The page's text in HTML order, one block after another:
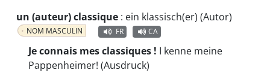
un (auteur) classique : ein klassisch(er) (Autor)
NOM MASCULIN FR CA
Je connais mes classiques ! I kenne meine
Pappenheimer! (Ausdruck)